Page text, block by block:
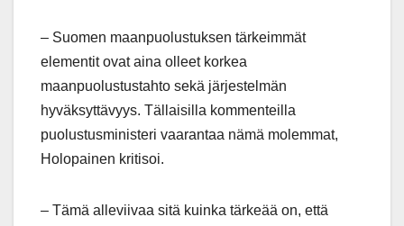
– Suomen maanpuolustuksen tärkeimmät
elementit ovat aina olleet korkea
maanpuolustustahto sekä järjestelmän
hyväksyttävyys. Tällaisilla kommenteilla
puolustusministeri vaarantaa nämä molemmat,
Holopainen kritisoi.
– Tämä alleviivaa sitä kuinka tärkeää on, että